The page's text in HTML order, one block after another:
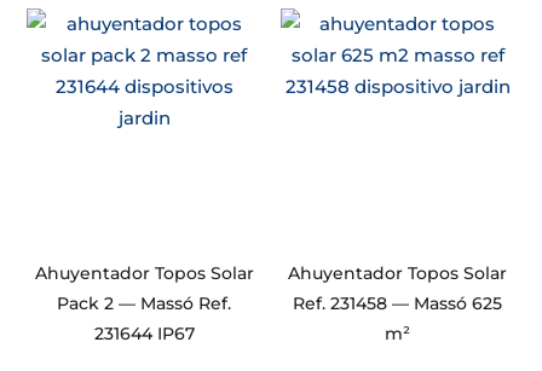
Ahuyentador Topos Solar
Pack 2 — Massó Ref.
231644 IP67
Ahuyentador Topos Solar
Ref. 231458 — Massó 625
m²